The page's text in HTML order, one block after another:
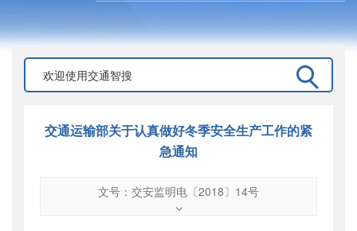
交通运输部关于认真做好冬季安全生产工作的紧
急通知
文号：交安监明电〔2018〕14号
交安监明电〔2018〕14号